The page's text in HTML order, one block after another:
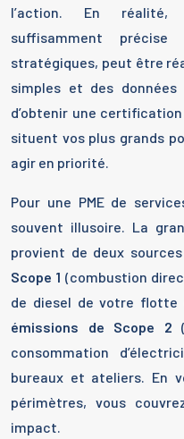
l’action. En réalité,
suffisamment
stratégiques, peut être
simples et des données
d’obtenir une
situent vos plus grands
agir en priorité.
Pour une PME de
souvent illusoire. La
provient de deux
Scope 1 (combustion
de diesel de votre flotte
émissions de Scope 2
consommation
bureaux et ateliers. En
périmètres, vous
impact.